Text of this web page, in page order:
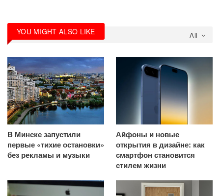
All
YOU MIGHT ALSO LIKE
В Минске запустили
первые «тихие остановки»
без рекламы и музыки
Айфоны и новые
открытия в дизайне: как
смартфон становится
стилем жизни